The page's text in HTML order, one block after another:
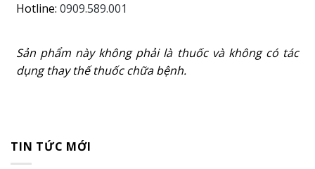
Hotline:0909.589.001
Sản phẩm này không phải là thuốc và không có tác
dụng thay thế thuốc chữa bệnh.
TIN TỨC MỚI